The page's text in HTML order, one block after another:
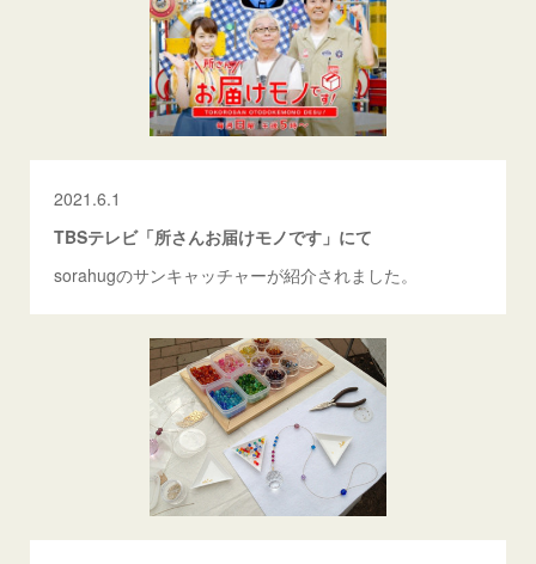
2021.6.1
TBSテレビ「所さんお届けモノです」にて
sorahugのサンキャッチャーが紹介されました。